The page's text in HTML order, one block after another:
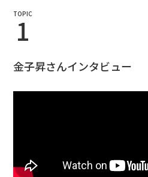
TOPIC
1
金子昇さんインタビュー